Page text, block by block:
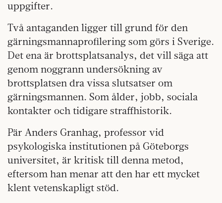
uppgifter.
Två antaganden ligger till grund för den
gärningsmannaprofilering som görs i Sverige.
Det ena är brottsplatsanalys, det vill säga att
genom noggrann undersökning av
brottsplatsen dra vissa slutsatser om
gärningsmannen. Som ålder, jobb, sociala
kontakter och tidigare straffhistorik.
Pär Anders Granhag, professor vid
psykologiska institutionen på Göteborgs
universitet, är kritisk till denna metod,
eftersom han menar att den har ett mycket
klent vetenskapligt stöd.